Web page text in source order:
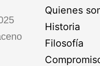
Quienes
Historia
Filosofía